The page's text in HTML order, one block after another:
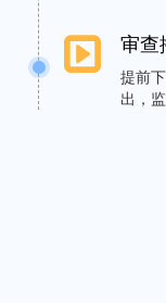
审查
提前
出，